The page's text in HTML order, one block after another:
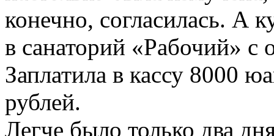
конечно, согласилась. А
в санаторий «Рабочий»
Заплатила в кассу 8000
рублей.
Легче было только два